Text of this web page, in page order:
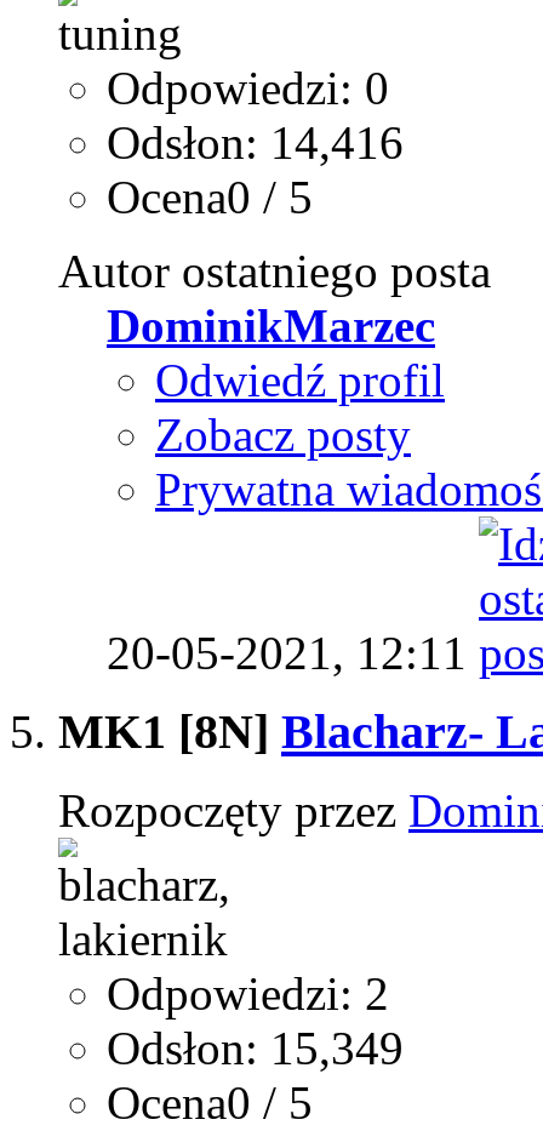
Odpowiedzi: 0
Odsłon: 14,416
Ocena0 / 5
Autor ostatniego posta
DominikMarzec
Odwiedź profil
Zobacz posty
Prywatna
20-05-2021, 12:11
MK1 [8N] Blacharz-
Rozpoczęty przez
Odpowiedzi: 2
Odsłon: 15,349
Ocena0 / 5